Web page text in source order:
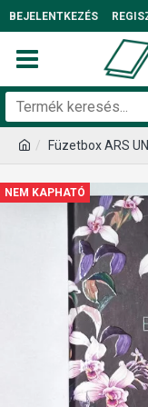
BEJELENTKEZÉS
Füzetbox ARS
NEM KAPHATÓ